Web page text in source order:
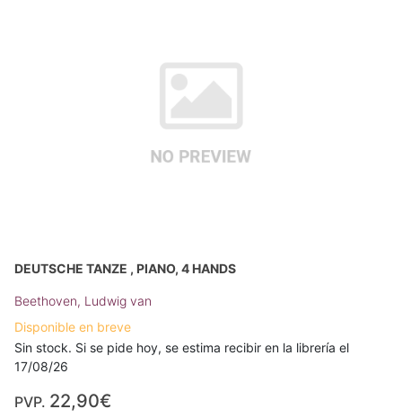
DEUTSCHE TANZE , PIANO, 4 HANDS
Beethoven, Ludwig van
Disponible en breve
Sin stock. Si se pide hoy, se estima recibir en la librería el
17/08/26
PVP. 22,90€